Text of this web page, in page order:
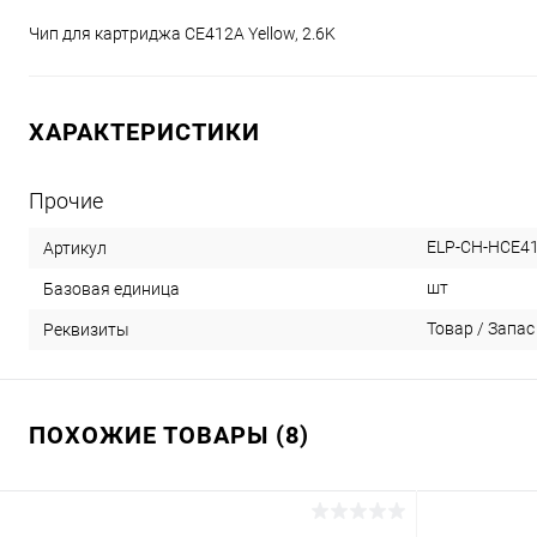
Чип для картриджа CE412A Yellow, 2.6K
ХАРАКТЕРИСТИКИ
Прочие
Артикул ELP-CH-
Базовая единица шт
Реквизиты Товар / Запас
ПОХОЖИЕ ТОВАРЫ (8)